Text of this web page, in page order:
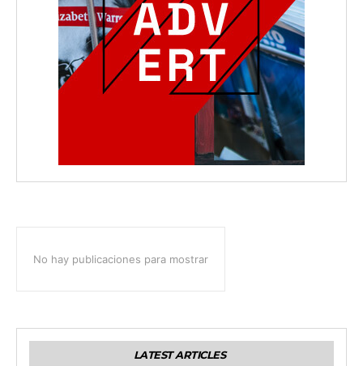
No hay publicaciones para mostrar
LATEST ARTICLES